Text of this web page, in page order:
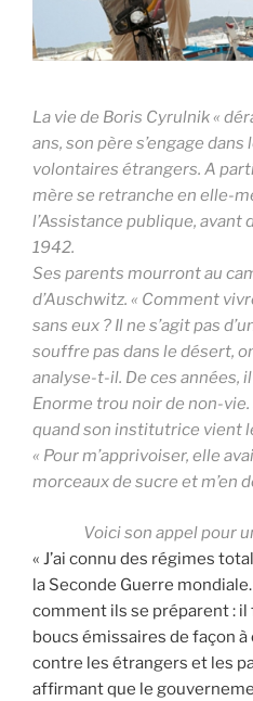
La vie de Boris Cyrulnik «
ans, son père s’engage dans
volontaires étrangers. A
mère se retranche en elle-
l’Assistance publique, avant
1942.
Ses parents mourront au
d’Auschwitz. « Comment
sans eux ? Il ne s’agit pas
souffre pas dans le désert,
analyse-t-il. De ces années,
Enorme trou noir de non-
quand son institutrice vient
« Pour m’apprivoiser, elle
morceaux de sucre et m’en
Voici son appel pour
« J’ai connu des régimes
la Seconde Guerre
comment ils se préparent : il
boucs émissaires de façon
contre les étrangers et les
affirmant que le